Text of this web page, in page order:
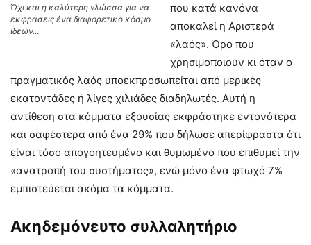
Όχι και η καλύτερη γλώσσα για να
εκφράσεις ένα διαφορετικό κόσμο
ιδεών…
που κατά κανόνα
αποκαλεί η Αριστερά
«λαός». Όρο που
χρησιμοποιούν κι όταν ο
πραγματικός λαός υποεκπροσωπείται από μερικές
εκατοντάδες ή λίγες χιλιάδες διαδηλωτές. Αυτή η
αντίθεση στα κόμματα εξουσίας εκφράστηκε εντονότερα
και σαφέστερα από ένα 29% που δήλωσε απερίφραστα ότι
είναι τόσο απογοητευμένο και θυμωμένο που επιθυμεί την
«ανατροπή του συστήματος», ενώ μόνο ένα φτωχό 7%
εμπιστεύεται ακόμα τα κόμματα.
Ακηδεμόνευτο συλλαλητήριο